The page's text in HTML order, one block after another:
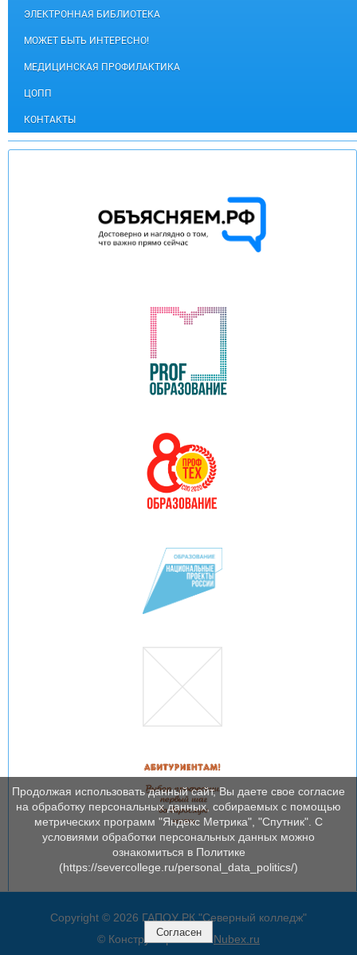
ЭЛЕКТРОННАЯ БИБЛИОТЕКА
МОЖЕТ БЫТЬ ИНТЕРЕСНО!
МЕДИЦИНСКАЯ ПРОФИЛАКТИКА
ЦОПП
КОНТАКТЫ
Copyright © 2026 ГАПОУ РК "Северный колледж"
© Конструктор сайтов Nubex.ru
Продолжая использовать данный сайт, Вы даете свое согласие
на обработку персональных данных, собираемых с помощью
метрических программ "Яндекс Метрика", "Спутник". С
условиями обработки персональных данных можно
ознакомиться в Политике
(https://severcollege.ru/personal_data_politics/)
Согласен